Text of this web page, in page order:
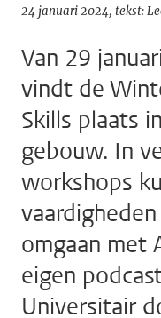
24 januari 2024 tekst:
Van 29
vindt de
Skills plaats
gebouw. In
workshops
omgaan met
eigen
Universitair